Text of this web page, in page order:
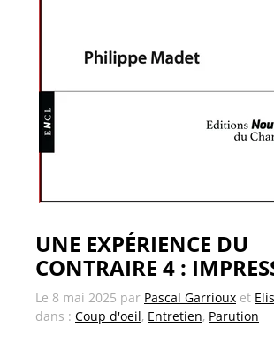
UNE EXPÉRIENCE DU
CONTRAIRE 4 :
Le 8 mai 2025 par Pascal Garrioux et
dans : Coup d'oeil, Entretien, Parution